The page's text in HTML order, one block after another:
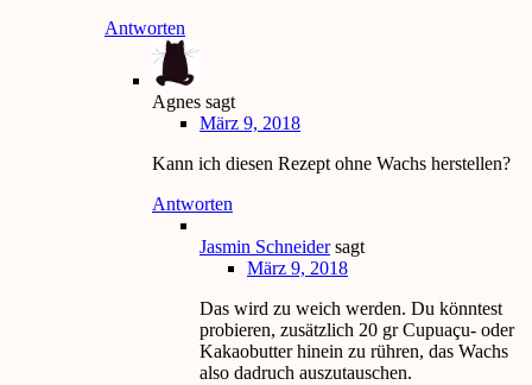
Antworten
Agnes sagt
März 9, 2018
Kann ich diesen Rezept ohne Wachs herstellen?
Antworten
Jasmin Schneider sagt
März 9, 2018
Das wird zu weich werden. Du könntest
probieren, zusätzlich 20 gr Cupuaçu- oder
Kakaobutter hinein zu rühren, das Wachs
also dadruch auszutauschen.